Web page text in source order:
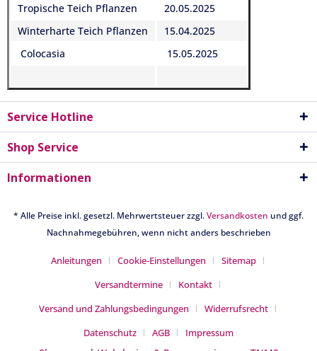
Tropische Teich Pflanzen
20.05.2025
Winterharte Teich Pflanzen
15.04.2025
Colocasia
15.05.2025
Service Hotline
Shop Service
Informationen
* Alle Preise inkl. gesetzl. Mehrwertsteuer zzgl.Versandkosten und ggf.
Nachnahmegebühren, wenn nicht anders beschrieben
Anleitungen Cookie-Einstellungen
Sitemap
Versandtermine
Kontakt
Versand und Zahlungsbedingungen
Widerrufsrecht
Datenschutz
AGB Impressum